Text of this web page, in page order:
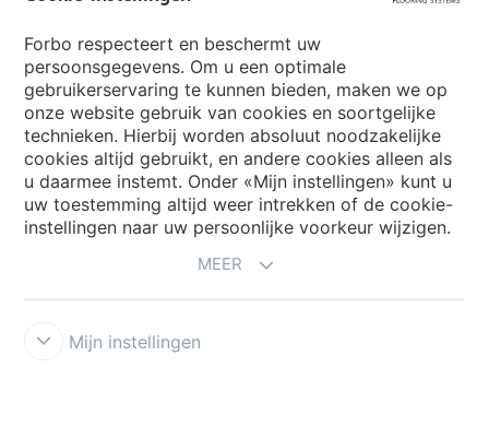
Website
Kies uw land
My Forbo
Forbo respecteert en beschermt uw
persoonsgegevens. Om u een optimale
gebruikerservaring te kunnen bieden, maken we op
onze website gebruik van cookies en soortgelijke
technieken. Hierbij worden absoluut noodzakelijke
cookies altijd gebruikt, en andere cookies alleen als
u daarmee instemt. Onder «Mijn instellingen» kunt u
uw toestemming altijd weer intrekken of de cookie-
instellingen naar uw persoonlijke voorkeur wijzigen.
MEER
Mijn instellingen